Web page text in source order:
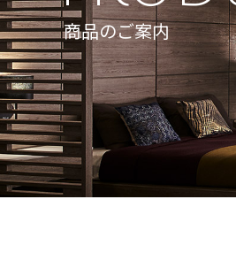
商品のご案内